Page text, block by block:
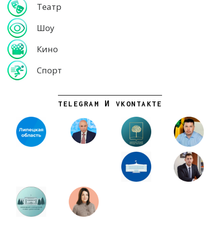
Театр
Шоу
Кино
Спорт
TELEGRAM И VKONTAKTE